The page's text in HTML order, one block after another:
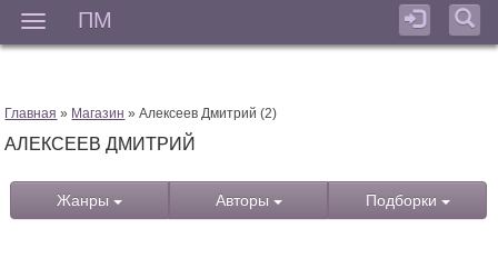
ПМ
Главная » Магазин » Алексеев Дмитрий (2)
АЛЕКСЕЕВ ДМИТРИЙ
Жанры Авторы Подборки